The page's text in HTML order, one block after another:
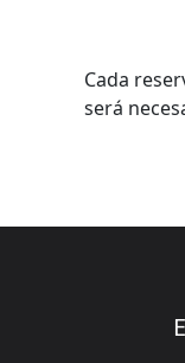
Cada
será